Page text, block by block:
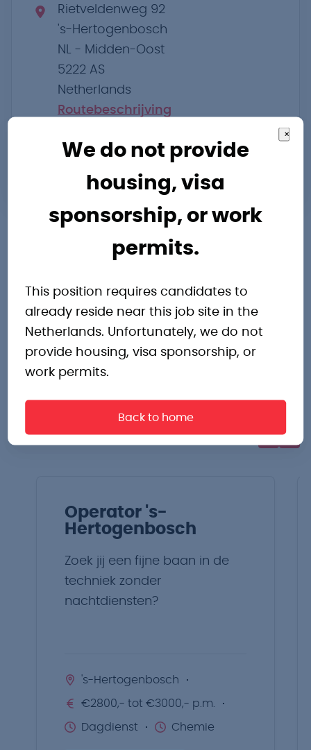
×
We do not provide
housing, visa
sponsorship, or work
permits.
This position requires candidates to
already reside near this job site in the
Netherlands. Unfortunately, we do not
provide housing, visa sponsorship, or
work permits.
Back to home
Rietveldenweg 92
's-Hertogenbosch
NL - Midden-Oost
5222 AS
Netherlands
Routebeschrijving
bjorn.vanelteren@pro-industry.nl
0732033483
Andere
interessante
vacatures
Operator 's-
Hertogenbosch
Zoek jij een fijne baan in de
techniek zonder
nachtdiensten?
's-Hertogenbosch
€2800,- tot €3000,- p.m.
Dagdienst Chemie